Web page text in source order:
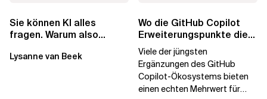
Sie können KI alles
fragen. Warum also
noch?
Lysanne van Beek
Wo die GitHub Copilot
Erweiterungspunkte die
Governance brechen
Viele der jüngsten
Ergänzungen des GitHub
Copilot-Ökosystems bieten
einen echten Mehrwert für